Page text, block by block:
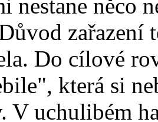
nestane něco
zařazení
Do cílové
která si
V uchulibém